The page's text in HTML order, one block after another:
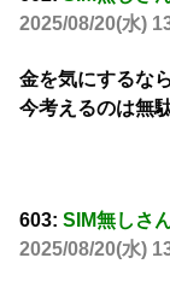
2025/08/20(水)
金を気にするな
今考えるのは無
603: SIM無しさ
2025/08/20(水)